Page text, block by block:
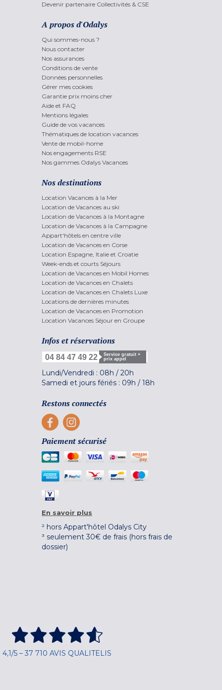
Devenir partenaire Collectivités & CSE
A propos d'Odalys
Qui sommes-nous ?
Nous contacter
Nos assurances
Conditions de vente
Données personnelles
Gérer mes cookies
Garantie prix moins cher
Aide et FAQ
Mentions légales
Guide de vos vacances
Thématiques de location vacances
Vente de mobil-home
Nos engagements RSE
Nos gammes Odalys Vacances
Nos destinations
Location Vacances à la Mer
Location de Vacances au ski
Location de Vacances à la Montagne
Location de Vacances à la Campagne
Appart'hôtels en centre ville
Location de Vacances en Corse
Location Espagne, Italie et Croatie
Week-ends et courts Séjours
Location de Vacances en Mobil Homes
Location de Vacances en Chalets
Location de Vacances en Chalets Luxe
Locations de dernières minutes
Location de Vacances en Promotion
Location Vacances Séjour en Groupe
Infos et réservations
04 84 47 49 22
Service gratuit +
prix appel
Lundi/Vendredi : 08h / 20h
Samedi et jours fériés : 09h / 18h
Restons connectés
Paiement sécurisé
En savoir plus
² hors Appart'hôtel Odalys City
³ seulement 30€ de frais (hors frais de
dossier)
4,1/5 – 37 710 AVIS QUALITELIS